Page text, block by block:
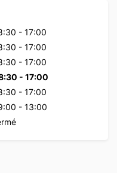
- 17:00
- 17:00
- 17:00
- 17:00
- 17:00
- 13:00